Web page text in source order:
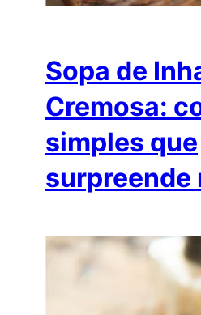
Sopa de
Cremosa:
simples que
surpreende